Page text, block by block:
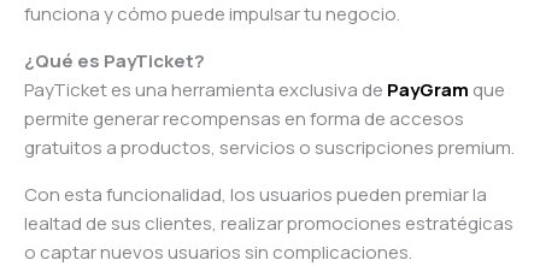
funciona y cómo puede impulsar tu negocio.
¿Qué es PayTicket?
PayTicket es una herramienta exclusiva de PayGram que
permite generar recompensas en forma de accesos
gratuitos a productos, servicios o suscripciones premium.
Con esta funcionalidad, los usuarios pueden premiar la
lealtad de sus clientes, realizar promociones estratégicas
o captar nuevos usuarios sin complicaciones.